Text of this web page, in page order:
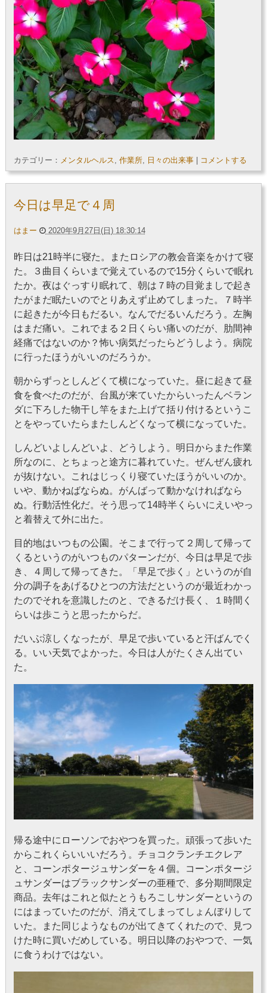
カテゴリー： メンタルヘルス, 作業所, 日々の出来事 コメントする
今日は早足で４周
はまー 2020年9月27日(日) 18:30:14
昨日は21時半に寝た。またロシアの教会音楽をかけて寝
た。３曲目くらいまで覚えているので15分くらいで眠れ
たか。夜はぐっすり眠れて、朝は７時の目覚ましで起き
たがまだ眠たいのでとりあえず止めてしまった。７時半
に起きたが今日もだるい。なんでだるいんだろう。左胸
はまだ痛い。これでまる２日くらい痛いのだが、肋間神
経痛ではないのか？怖い病気だったらどうしよう。病院
に行ったほうがいいのだろうか。
朝からずっとしんどくて横になっていた。昼に起きて昼
食を食べたのだが、台風が来ていたからいったんベラン
ダに下ろした物干し竿をまた上げて括り付けるというこ
とをやっていたらまたしんどくなって横になっていた。
しんどいよしんどいよ、どうしよう。明日からまた作業
所なのに、とちょっと途方に暮れていた。ぜんぜん疲れ
が抜けない。これはじっくり寝ていたほうがいいのか。
いや、動かねばならぬ。がんばって動かなければなら
ぬ。行動活性化だ。そう思って14時半くらいにえいやっ
と着替えて外に出た。
目的地はいつもの公園。そこまで行って２周して帰って
くるというのがいつものパターンだが、今日は早足で歩
き、４周して帰ってきた。「早足で歩く」というのが自
分の調子をあげるひとつの方法だというのが最近わかっ
たのでそれを意識したのと、できるだけ長く、１時間く
らいは歩こうと思ったからだ。
だいぶ涼しくなったが、早足で歩いていると汗ばんでく
る。いい天気でよかった。今日は人がたくさん出てい
た。
帰る途中にローソンでおやつを買った。頑張って歩いた
からこれくらいいいだろう。チョコクランチエクレア
と、コーンポタージュサンダーを４個。コーンポタージ
ュサンダーはブラックサンダーの亜種で、多分期間限定
商品。去年はこれと似たとうもろこしサンダーというの
にはまっていたのだが、消えてしまってしょんぼりして
いた。また同じようなものが出てきてくれたので、見つ
けた時に買いだめしている。明日以降のおやつで、一気
に食うわけではない。